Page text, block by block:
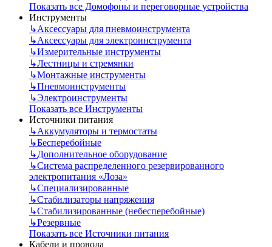
Показать все Домофоны и переговорные устройства
Инструменты
↳Аксессуары для пневмоинструмента
↳Аксессуары для электроинструмента
↳Измерительные инструменты
↳Лестницы и стремянки
↳Монтажные инструменты
↳Пневмоинструменты
↳Электроинструменты
Показать все Инструменты
Источники питания
↳Аккумуляторы и термостаты
↳Бесперебойные
↳Дополнительное оборудование
↳Система распределенного резервированного
электропитания «Лоза»
↳Специализированные
↳Стабилизаторы напряжения
↳Стабилизированные (небесперебойные)
↳Резервные
Показать все Источники питания
Кабели и провода